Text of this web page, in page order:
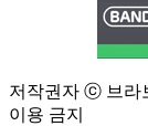
저작권자 ⓒ 브라
이용 금지